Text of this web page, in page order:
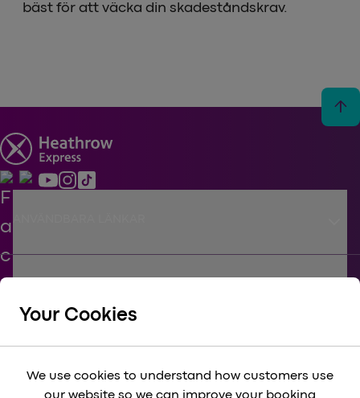
bäst för att väcka din skadeståndskrav.
arrow_upward
keyboard_arrow_down
FÖRETAGS keyboard_arrow_down
Your Cookies
We use cookies to understand how customers use
our website so we can improve your booking